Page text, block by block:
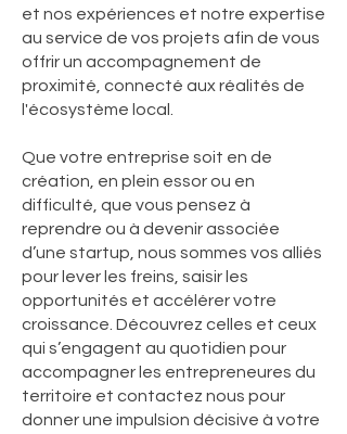
et nos expériences et notre expertise
au service de vos projets afin de vous
offrir un accompagnement de
proximité, connecté aux réalités de
l'écosystème local.
Que votre entreprise soit en de
création, en plein essor ou en
difficulté, que vous pensez à
reprendre ou à devenir associée
d’une startup, nous sommes vos alliés
pour lever les freins, saisir les
opportunités et accélérer votre
croissance. Découvrez celles et ceux
qui s’engagent au quotidien pour
accompagner les entrepreneures du
territoire et contactez nous pour
donner une impulsion décisive à votre